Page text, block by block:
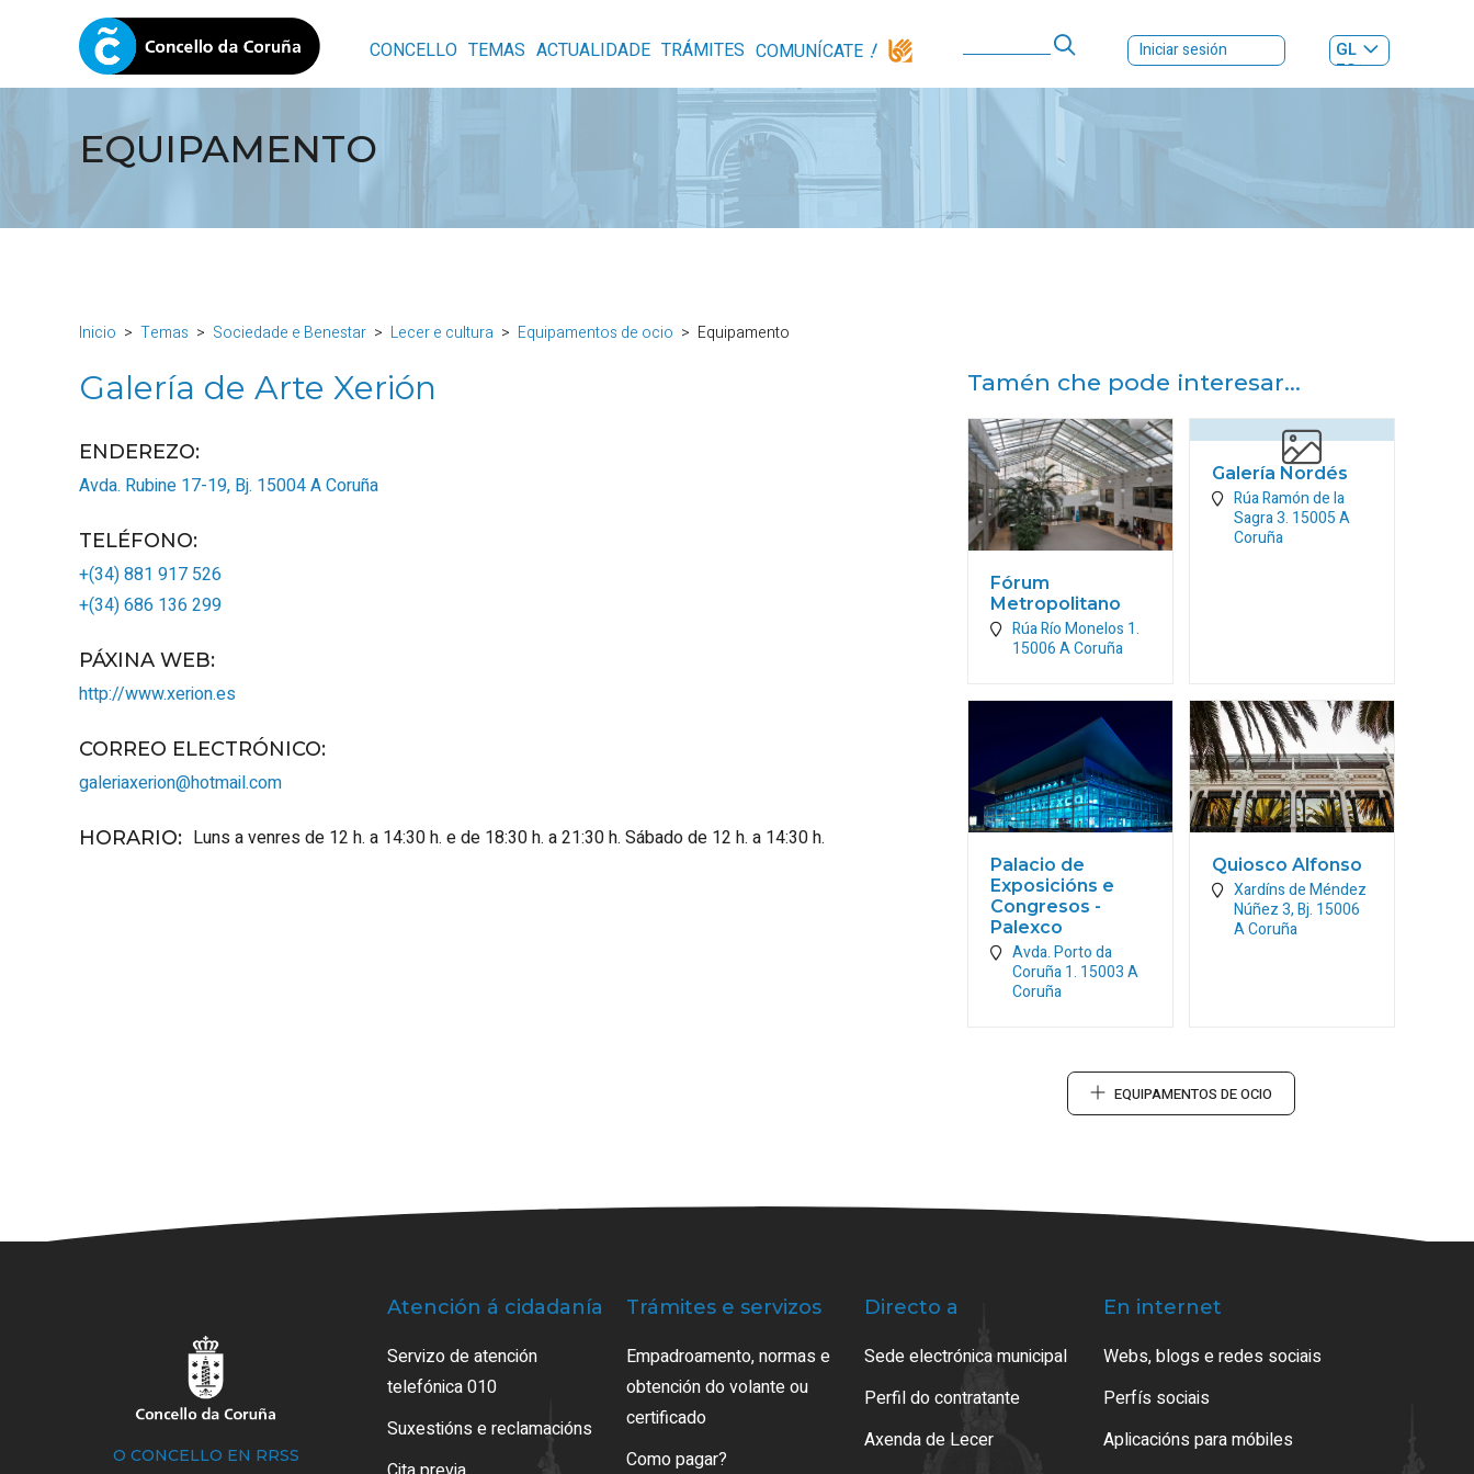
CONCELLO TEMAS ACTUALIDADE TRÁMITES COMUNÍCATE Iniciar sesión
GL
ES|
EQUIPAMENTO
Inicio Temas Sociedade e Benestar Lecer e cultura Equipamentos de ocio Equipamento
Galería de Arte Xerión
ENDEREZO:
Avda. Rubine 17-19, Bj. 15004A Coruña
TELÉFONO:
+(34) 881 917 526
+(34) 686 136 299
PÁXINA WEB:
http://www.xerion.es
CORREO ELECTRÓNICO:
galeriaxerion@hotmail.com
HORARIO: Luns a venres de 12 h. a 14:30 h. e de 18:30 h. a 21:30 h. Sábado de 12 h. a 14:30 h.
Tamén che pode interesar...
Fórum
Metropolitano
Rúa Río Monelos 1.
15006A Coruña
Galería Nordés
Rúa Ramón de la
Sagra 3. 15005A
Coruña
Palacio de
Exposicións e
Congresos -
Palexco
Avda. Porto da
Coruña 1. 15003A
Coruña
Quiosco Alfonso
Xardíns de Méndez
Núñez 3, Bj. 15006
A Coruña
EQUIPAMENTOS DE OCIO
O CONCELLO EN RRSS
Atención á cidadanía
Servizo de atención
telefónica 010
Suxestións e reclamacións
Trámites e servizos
Empadroamento, normas e
obtención do volante ou
certificado
Como pagar?
Directo a
Sede electrónica municipal
Perfil do contratante
Axenda de Lecer
En internet
Webs, blogs e redes sociais
Perfís sociais
Aplicacións para móbiles